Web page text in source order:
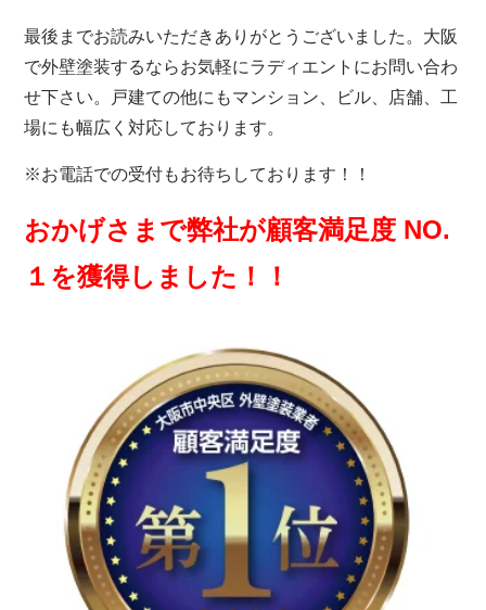
最後までお読みいただきありがとうございました。大阪
で外壁塗装するならお気軽にラディエントにお問い合わ
せ下さい。戸建ての他にもマンション、ビル、店舗、工
場にも幅広く対応しております。
※お電話での受付もお待ちしております！！
おかげさまで弊社が顧客満足度 NO.
１を獲得しました！！